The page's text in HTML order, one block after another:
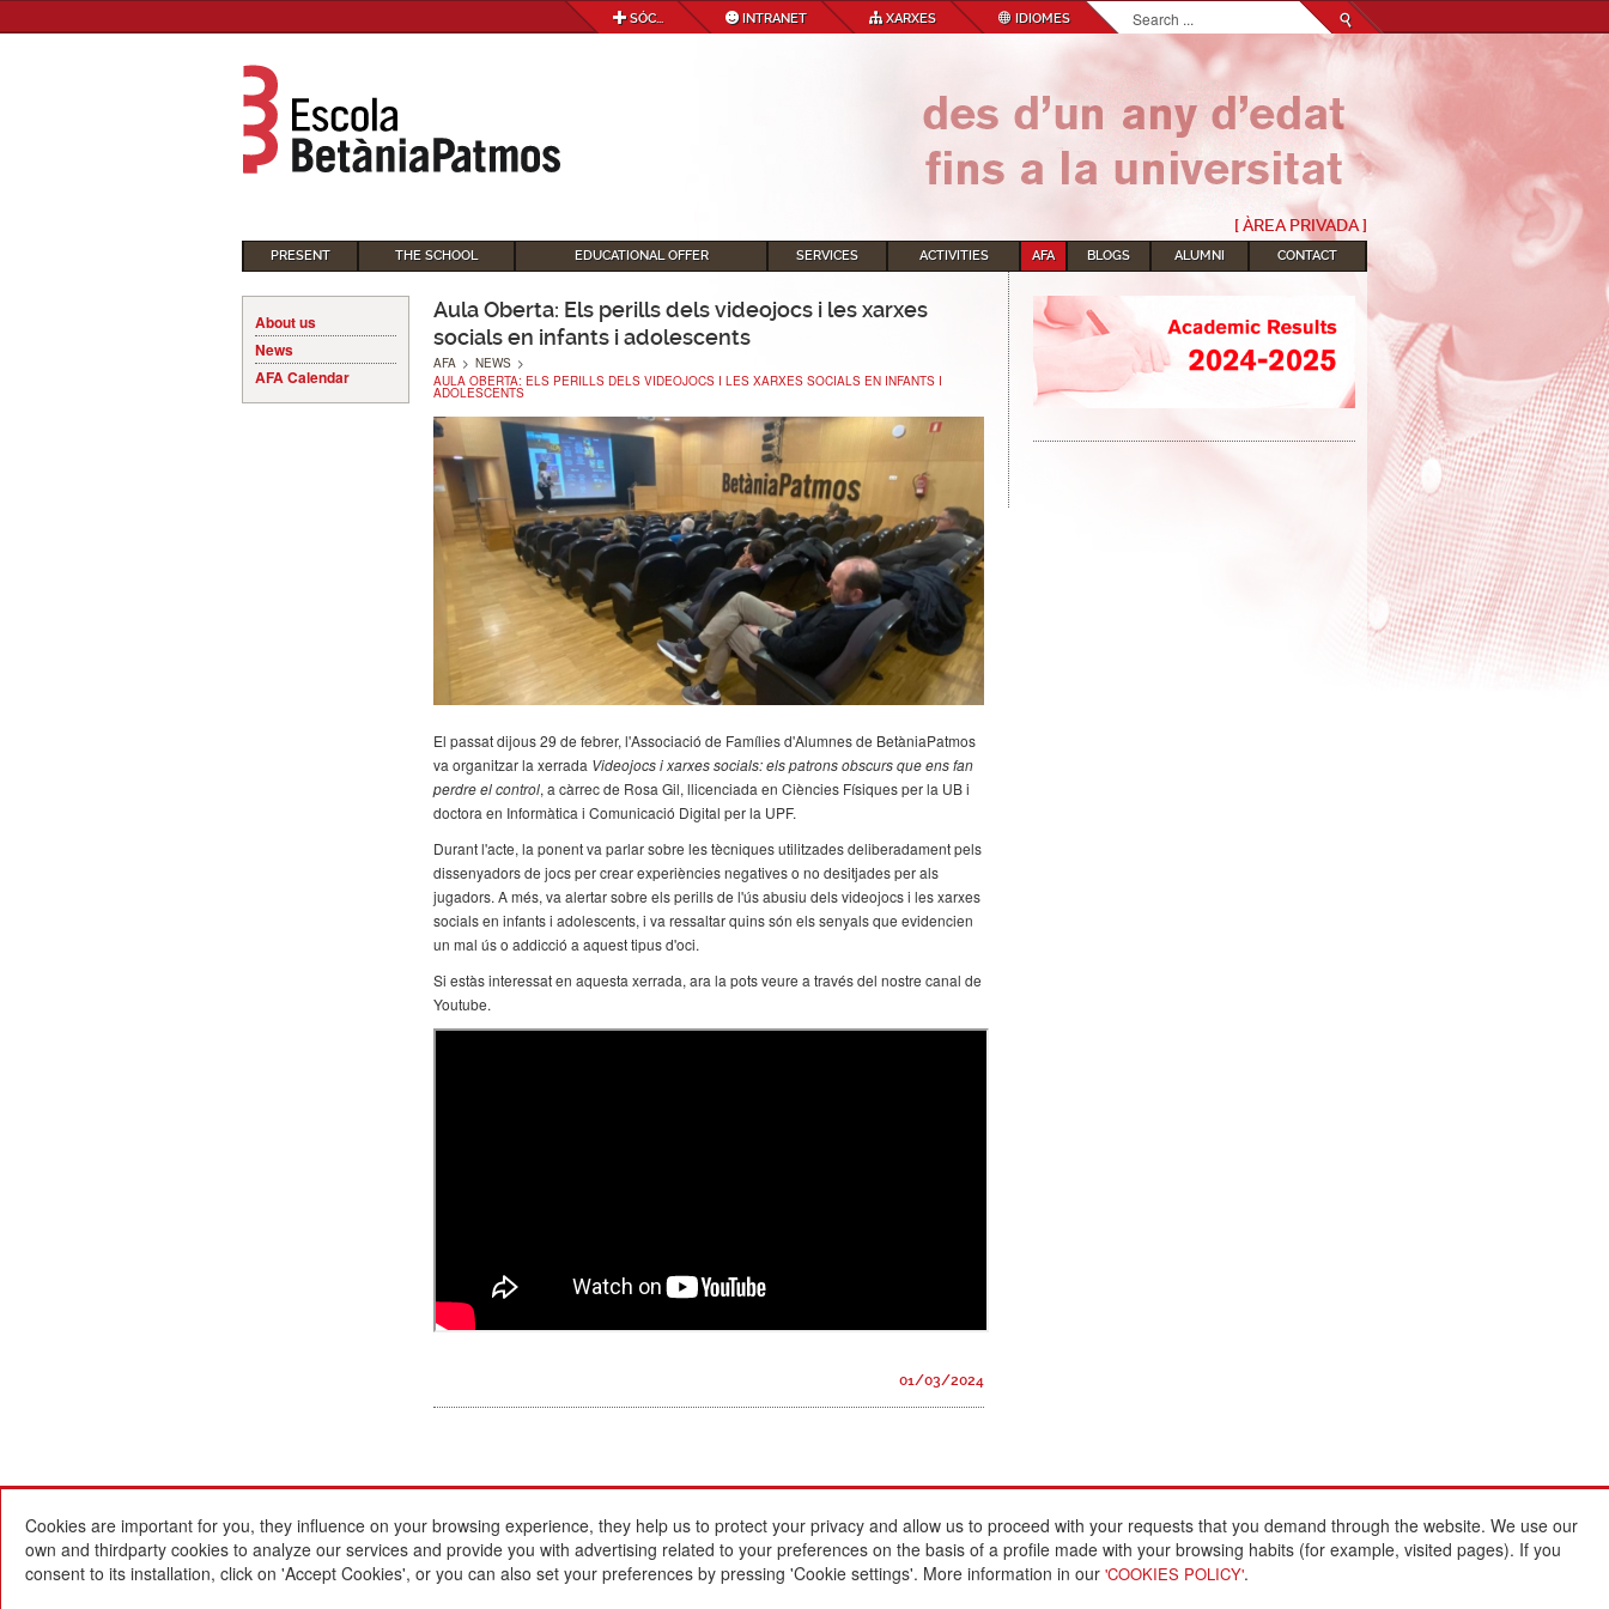
SÓC... INTRANET XARXES IDIOMES Search...
[ ÀREA PRIVADA ]
PRESENT THE SCHOOL EDUCATIONAL OFFER SERVICES ACTIVITIES AFA BLOGS ALUMNI CONTACT
About us
News
AFA Calendar
Aula Oberta: Els perills dels videojocs i les xarxes
socials en infants i adolescents
AFA > NEWS >
AULA OBERTA: ELS PERILLS DELS VIDEOJOCS I LES XARXES SOCIALS EN INFANTS I
ADOLESCENTS
El passat dijous 29 de febrer, l'Associació de Famílies d'Alumnes de BetàniaPatmos
va organitzar la xerrada Videojocs i xarxes socials: els patrons obscurs que ens fan
perdre el control, a càrrec de Rosa Gil, llicenciada en Ciències Físiques per la UB i
doctora en Informàtica i Comunicació Digital per la UPF.
Durant l'acte, la ponent va parlar sobre les tècniques utilitzades deliberadament pels
dissenyadors de jocs per crear experiències negatives o no desitjades per als
jugadors. A més, va alertar sobre els perills de l'ús abusiu dels videojocs i les xarxes
socials en infants i adolescents, i va ressaltar quins són els senyals que evidencien
un mal ús o addicció a aquest tipus d'oci.
Si estàs interessat en aquesta xerrada, ara la pots veure a través del nostre canal de
Youtube.
01/03/2024
Present
The school
Educational offer
Escola Betània-Patmos
C. Montevideo, 13
08034 Barcelona
Legal notice
Cookie policy
Interesting links
Credits:
Architecture and design:
Cookies are important for you, they influence on your browsing experience, they help us to protect your privacy and allow us to proceed with your requests that you demand through the website. We use our
own and thirdparty cookies to analyze our services and provide you with advertising related to your preferences on the basis of a profile made with your browsing habits (for example, visited pages). If you
consent to its installation, click on 'Accept Cookies', or you can also set your preferences by pressing 'Cookie settings'. More information in our 'COOKIES POLICY'.